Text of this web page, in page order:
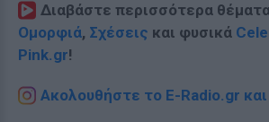
Διαβάστε περισσότερα
Ομορφιά, Σχέσεις και φυσικά
Pink.gr!
Ακολουθήστε το E-Radio.gr